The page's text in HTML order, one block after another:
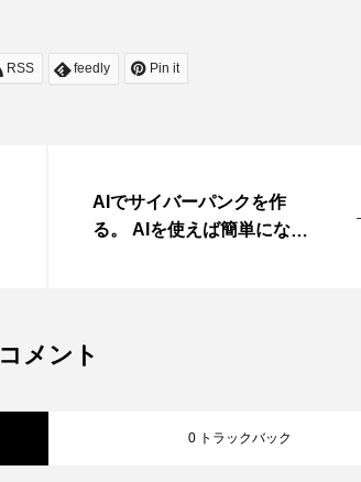
RSS feedly Pin it
AIでサイバーパンクを作
る。 AIを使えば簡単になる
コメント
0 トラックバック